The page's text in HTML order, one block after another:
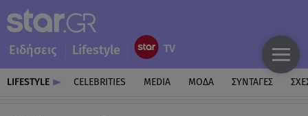
Ειδήσεις Lifestyle
LIFESTYLE CELEBRITIES MEDIA ΜΟΔΑ ΣΥΝΤΑΓΕΣ